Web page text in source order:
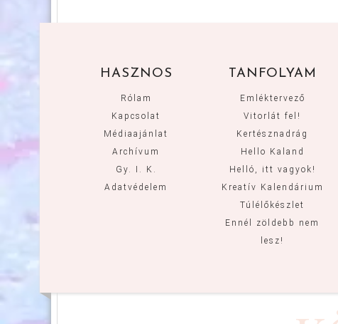
HASZNOS
Rólam
Kapcsolat
Médiaajánlat
Archívum
Gy. I. K.
Adatvédelem
TANFOLYAM
Emléktervező
Vitorlát fel!
Kertésznadrág
Hello Kaland
Helló, itt vagyok!
Kreatív Kalendárium
Túlélőkészlet
Ennél zöldebb nem
lesz!